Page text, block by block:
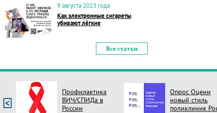
9 августа 2023 года
Как электронные сигареты
убивают лёгкие
Все статьи
Профилактика
ВИЧ/СПИДа в
России
Опрос Оцени
новый стиль
поликлиник